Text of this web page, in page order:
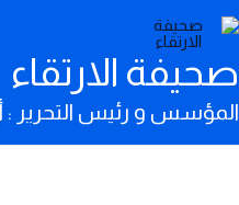
صحيفة الارتقاء
المؤسس و رئيس التحرير